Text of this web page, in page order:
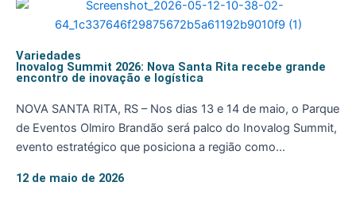
Variedades
Inovalog Summit 2026: Nova Santa Rita recebe grande
encontro de inovação e logística
NOVA SANTA RITA, RS – Nos dias 13 e 14 de maio, o Parque
de Eventos Olmiro Brandão será palco do Inovalog Summit,
evento estratégico que posiciona a região como...
12 de maio de 2026